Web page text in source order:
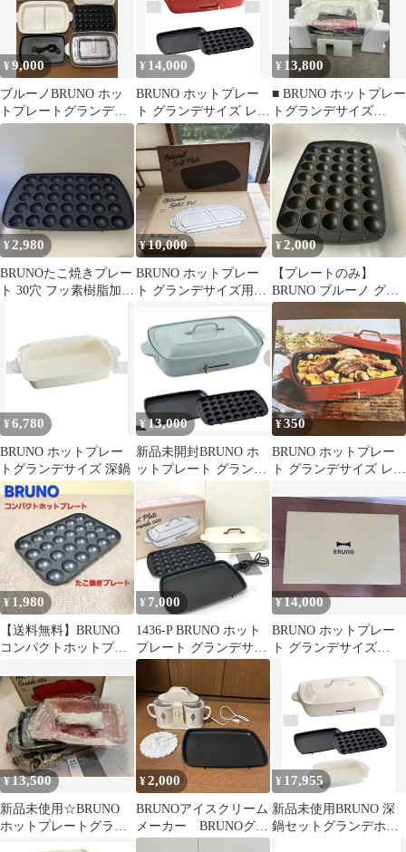
¥9,000
ブルーノBRUNO ホッ
トプレートグランデサ
イズ ホワイト たこ焼き
¥ 14,000
BRUNO ホットプレー
ト グランデサイズ レッ
ド 本体
¥ 13,800
■ BRUNO ホットプレー
トグランデサイズ
BOE-026WH ホワイト
ブルーノ 未使用開封保
管品 ■ 945009
¥2,980
BRUNOたこ焼きプレー
ト 30穴 フッ素樹脂加
¥10,000
BRUNO ホットプレー
ト グランデサイズ用仕
ト2種セット
¥2,000
【プレートのみ】
BRUNO ブルーノ グラ
ンデサイズ たこ焼きプ
レート 35穴
¥ 6,780
BRUNO ホットプレー
トグランデサイズ 深鍋
¥ 13,000
新品未開封BRUNO ホ
ットプレート グランデ
¥350
BRUNO ホットプレー
ト グランデサイズ レシ
¥ 1,980
【送料無料】BRUNO
コンパクトホットプレ
【匿名発送】
¥ 7,000
1436-P BRUNO ホット
プレート グランデサイ
ズ BOE026 ホワイト
¥14,000
BRUNO ホットプレー
ト グランデサイズ
¥13,500
新品未使用☆BRUNO
ホットプレートグラン
¥2,000
BRUNOアイスクリーム
メーカー BRUNOグラ
ンデホットプレート
¥ 17,955
新品未使用BRUNO 深
鍋セットグランデホッ